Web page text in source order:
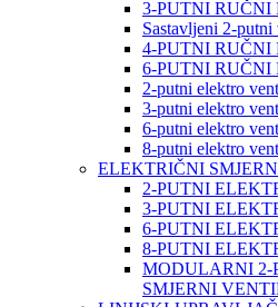
3-PUTNI
Sastavljeni 2-putni
4-PUTNI
6-PUTNI
2-putni elektro
3-putni elektro
6-putni elektro
8-putni elektro
ELEKTRIČNI
2-PUTNI
3-PUTNI
6-PUTNI
8-PUTNI
MODULARNI 2-
SMJERNI